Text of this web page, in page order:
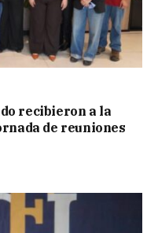
recibieron a la
de reuniones